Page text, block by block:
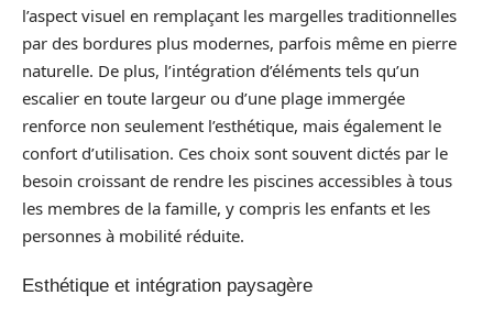
l’aspect visuel en remplaçant les margelles traditionnelles
par des bordures plus modernes, parfois même en pierre
naturelle. De plus, l’intégration d’éléments tels qu’un
escalier en toute largeur ou d’une plage immergée
renforce non seulement l’esthétique, mais également le
confort d’utilisation. Ces choix sont souvent dictés par le
besoin croissant de rendre les piscines accessibles à tous
les membres de la famille, y compris les enfants et les
personnes à mobilité réduite.
Esthétique et intégration paysagère